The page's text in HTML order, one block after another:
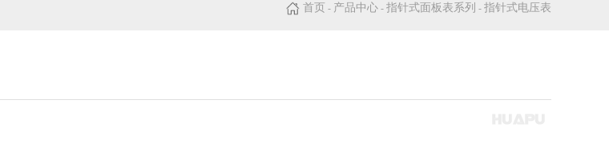
首页 - 产品中心 - 指针式面板表系列 - 指针式电压表